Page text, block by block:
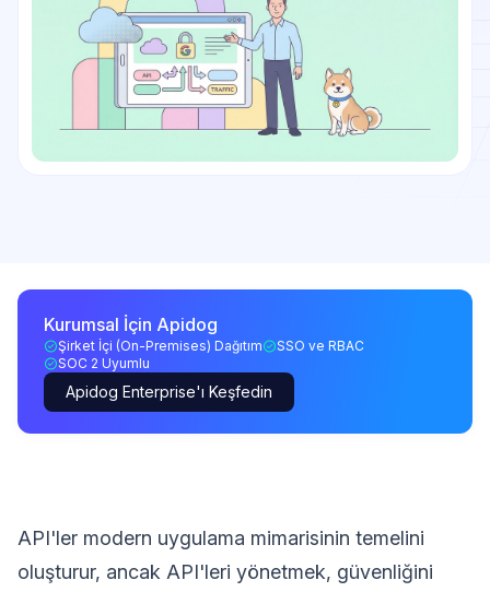
Kurumsal İçin Apidog
Şirket İçi (On-Premises) Dağıtım
SSO ve RBAC
SOC 2 Uyumlu
Apidog Enterprise'ı Keşfedin
API'ler modern uygulama mimarisinin temelini
oluşturur, ancak API'leri yönetmek, güvenliğini